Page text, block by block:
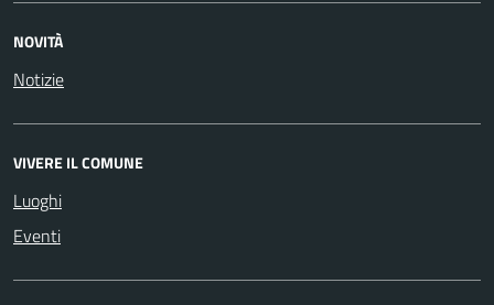
NOVITÀ
Notizie
VIVERE IL COMUNE
Luoghi
Eventi